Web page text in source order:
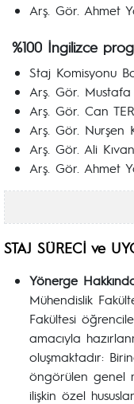
Arş. Gör. Ahmet
%100 İngilizce
Staj Komisyonu
Arş. Gör.
Arş. Gör. Can
Arş. Gör. Nurşen
Arş. Gör. Ali
Arş. Gör. Ahmet
STAJ SÜRECİ ve
Yönerge
Mühendislik
Fakültesi
amacıyla
oluşmaktadır:
öngörülen genel
ilişkin özel